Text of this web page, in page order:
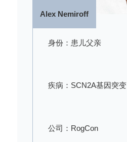
Alex Nemiroff
身份：患儿父亲
疾病：SCN2A基因突变
公司：RogCon